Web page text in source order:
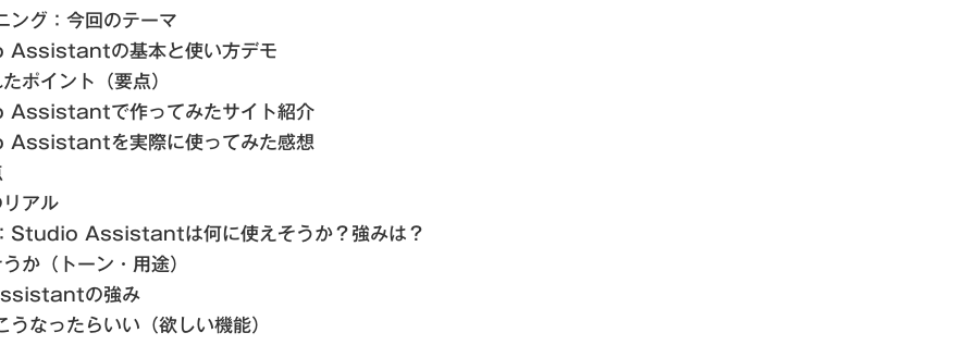
グ：今回のテーマ
の基本と使い方デモ
ポイント（要点）
で作ってみたサイト紹介
を実際に使ってみた感想
アル
Studio Assistantは何に使えそうか？強みは？
か（トーン・用途）
の強み
なったらいい（欲しい機能）